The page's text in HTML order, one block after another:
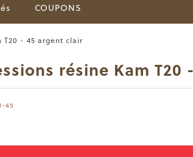
COUPONS
T20 - 45 argent clair
résine Kam
45